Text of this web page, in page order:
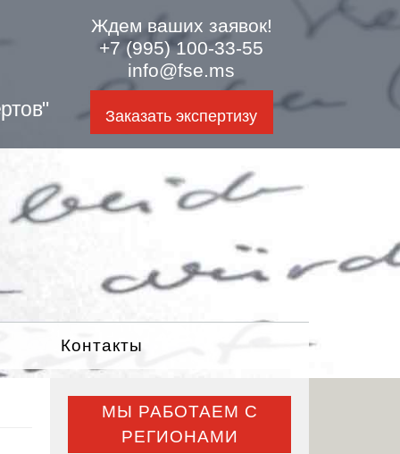
Ждем ваших заявок!
+7 (995) 100-33-55
info@fse.ms
Заказать экспертизу
Контакты
МЫ РАБОТАЕМ С
РЕГИОНАМИ